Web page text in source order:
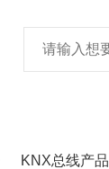
KNX总线产品